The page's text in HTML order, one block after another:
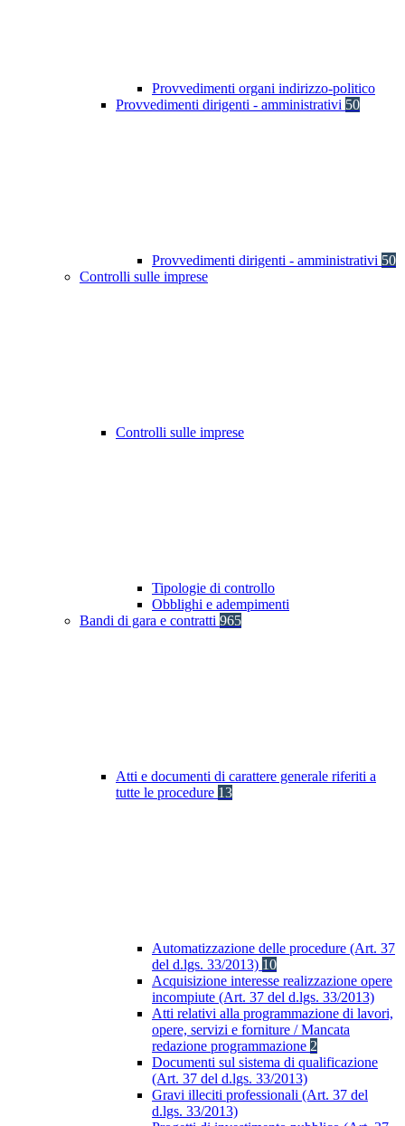
Provvedimenti organi indirizzo-politico
Provvedimenti dirigenti - amministrativi 50
Provvedimenti dirigenti - amministrativi 50
Controlli sulle imprese
Controlli sulle imprese
Tipologie di controllo
Obblighi e adempimenti
Bandi di gara e contratti 965
Atti e documenti di carattere generale riferiti a
tutte le procedure 13
Automatizzazione delle procedure (Art. 37
del d.lgs. 33/2013) 10
Acquisizione interesse realizzazione opere
incompiute (Art. 37 del d.lgs. 33/2013)
Atti relativi alla programmazione di lavori,
opere, servizi e forniture / Mancata
redazione programmazione 2
Documenti sul sistema di qualificazione
(Art. 37 del d.lgs. 33/2013)
Gravi illeciti professionali (Art. 37 del
d.lgs. 33/2013)